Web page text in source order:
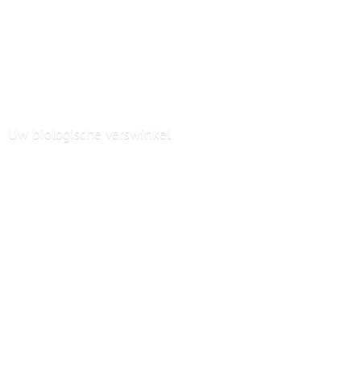
Uw biologische verswinkel